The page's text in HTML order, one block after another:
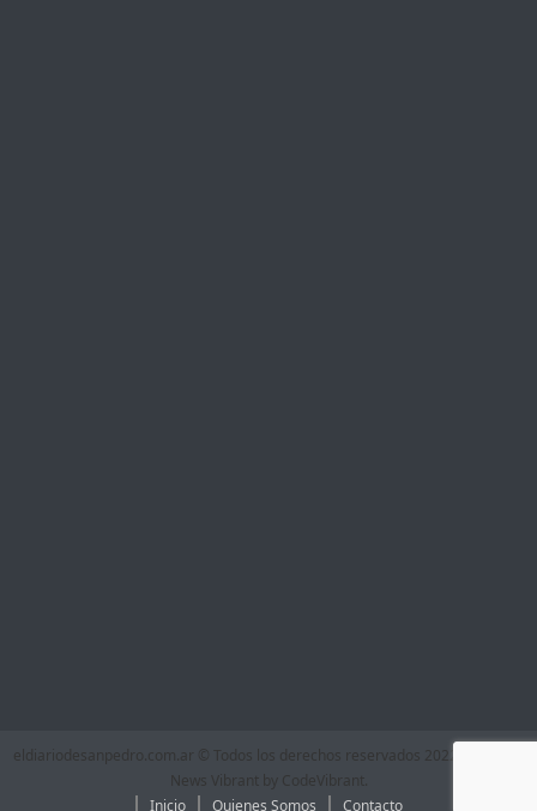
eldiariodesanpedro.com.ar © Todos los derechos reservados 2022
News Vibrant by CodeVibrant.
Inicio
Quienes Somos Contacto